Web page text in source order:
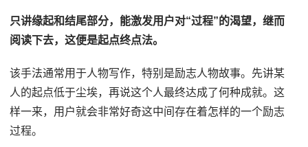
只讲缘起和结尾部分，能激发用户对“过程”的渴望，继而
阅读下去，这便是起点终点法。
该手法通常用于人物写作，特别是励志人物故事。先讲某
人的起点低于尘埃，再说这个人最终达成了何种成就。这
样一来，用户就会非常好奇这中间存在着怎样的一个励志
过程。